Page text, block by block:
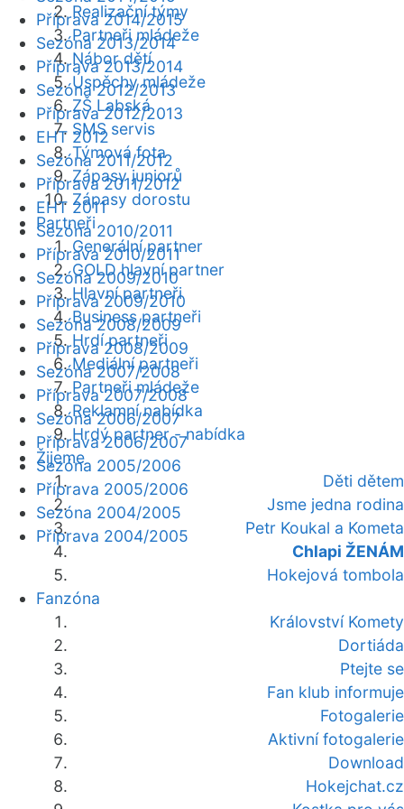
Realizační týmy
Partneři mládeže
Nábor dětí
Úspěchy mládeže
ZŠ Labská
SMS servis
Týmová fota
Zápasy juniorů
Zápasy dorostu
Partneři
Generální partner
GOLD hlavní partner
Hlavní partneři
Business partneři
Hrdí partneři
Mediální partneři
Partneři mládeže
Reklamní nabídka
Hrdý partner - nabídka
Žijeme
Děti dětem
Jsme jedna rodina
Petr Koukal a Kometa
Chlapi ŽENÁM
Hokejová tombola
Fanzóna
Království Komety
Dortiáda
Ptejte se
Fan klub informuje
Fotogalerie
Aktivní fotogalerie
Download
Hokejchat.cz
Příprava 2014/2015
Sezóna 2013/2014
Příprava 2013/2014
Sezóna 2012/2013
Příprava 2012/2013
EHT 2012
Sezóna 2011/2012
Příprava 2011/2012
EHT 2011
Sezóna 2010/2011
Příprava 2010/2011
Sezóna 2009/2010
Příprava 2009/2010
Sezóna 2008/2009
Příprava 2008/2009
Sezóna 2007/2008
Příprava 2007/2008
Sezóna 2006/2007
Příprava 2006/2007
Sezóna 2005/2006
Příprava 2005/2006
Sezóna 2004/2005
Příprava 2004/2005